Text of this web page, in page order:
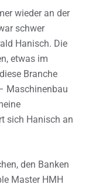
wieder an der
schwer
Hanisch. Die
etwas im
Branche
Maschinenbau
sich Hanisch an
den Banken
Master HMH